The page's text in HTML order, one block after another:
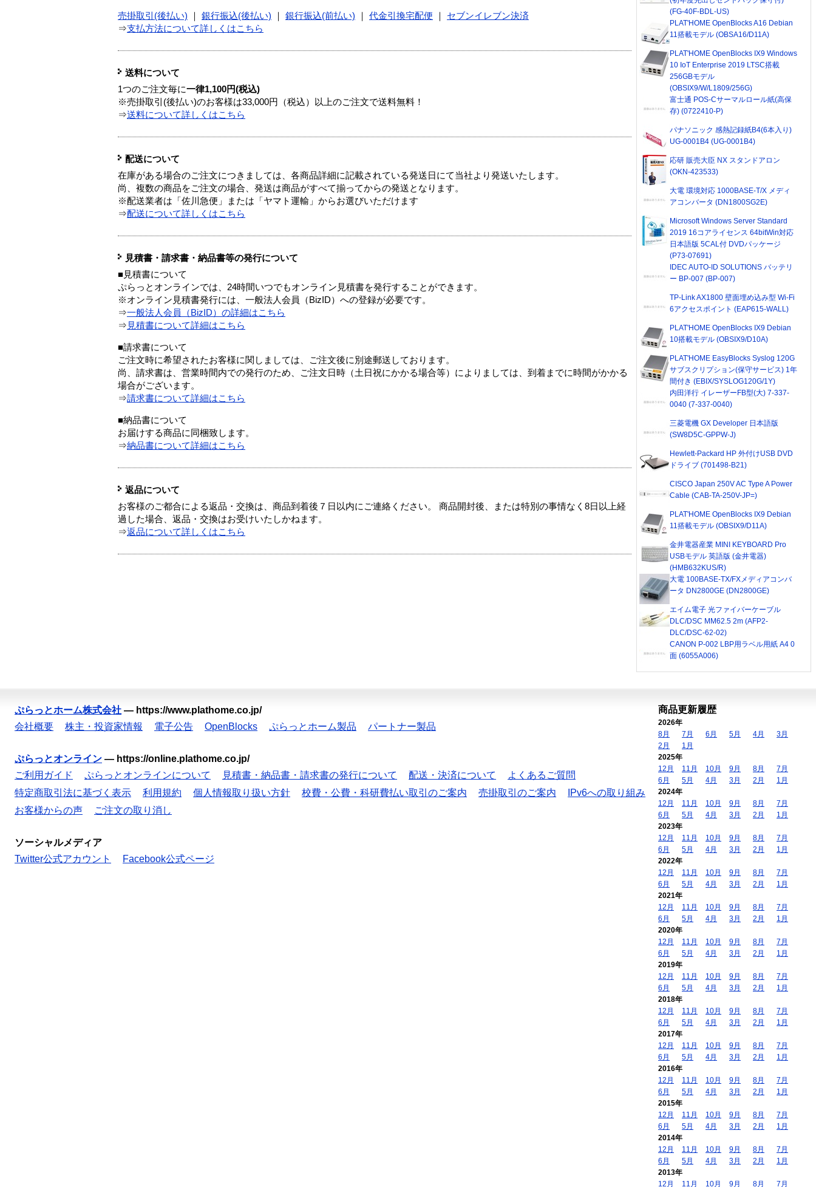
売掛取引(後払い) 銀行振込(後払い) 銀行振込(前払い) 代金引換宅配便
セブンイレブン決済
⇒支払方法について詳しくはこちら
送料について
1つのご注文毎に一律1,100円(税込)
※売掛取引(後払い)のお客様は33,000円（税込）以上のご注文で送料無料！
⇒送料について詳しくはこちら
配送について
在庫がある場合のご注文につきましては、各商品詳細に記載されている発送日にて当社より発送いたします。
尚、複数の商品をご注文の場合、発送は商品がすべて揃ってからの発送となります。
※配送業者は「佐川急便」または「ヤマト運輸」からお選びいただけます
⇒配送について詳しくはこちら
見積書・請求書・納品書等の発行について
■見積書について
ぷらっとオンラインでは、24時間いつでもオンライン見積書を発行することができます。
※オンライン見積書発行には、一般法人会員（BizID）への登録が必要です。
⇒一般法人会員（BizID）の詳細はこちら
⇒ 見積書について詳細はこちら
■請求書について
ご注文時に希望されたお客様に関しましては、ご注文後に別途郵送しております。
尚、請求書は、営業時間内での発行のため、ご注文日時（土日祝にかかる場合等）によりましては、到着までに時間がかかる
場合がございます。
⇒請求書について詳細はこちら
■納品書について
お届けする商品に同梱致します。
⇒納品書について詳細はこちら
返品について
お客様のご都合による返品・交換は、商品到着後７日以内にご連絡ください。 商品開封後、または特別の事情なく8日以上経
過した場合、返品・交換はお受けいたしかねます。
⇒返品について詳しくはこちら
(FG-40F-BDL-US)
PLAT'HOME OpenBlocks A16 Debian
11搭載モデル (OBSA16/D11A)
PLAT'HOME OpenBlocks IX9 Windows
10 IoT Enterprise 2019 LTSC搭載
256GBモデル
(OBSIX9/W/L1809/256G)
富士通 POS-Cサーマルロール紙(高保
存) (0722410-P)
パナソニック 感熱記録紙B4(6本入り)
UG-0001B4 (UG-0001B4)
応研 販売大臣 NX スタンドアロン
(OKN-423533)
大電 環境対応 1000BASE-T/X メディ
アコンバータ (DN1800SG2E)
Microsoft Windows Server Standard
2019 16コアライセンス 64bitWin対応
日本語版 5CAL付 DVDパッケージ
(P73-07691)
IDEC AUTO-ID SOLUTIONS バッテリ
ー BP-007 (BP-007)
TP-Link AX1800 壁面埋め込み型 Wi-Fi
6アクセスポイント (EAP615-WALL)
PLAT'HOME OpenBlocks IX9 Debian
10搭載モデル (OBSIX9/D10A)
PLAT'HOME EasyBlocks Syslog 120G
サブスクリプション(保守サービス) 1年
間付き (EBIX/SYSLOG120G/1Y)
内田洋行 イレーザーFB型(大) 7-337-
0040 (7-337-0040)
三菱電機 GX Developer 日本語版
(SW8D5C-GPPW-J)
Hewlett-Packard HP 外付けUSB DVD
ドライブ (701498-B21)
CISCO Japan 250V AC Type A Power
Cable (CAB-TA-250V-JP=)
PLAT'HOME OpenBlocks IX9 Debian
11搭載モデル (OBSIX9/D11A)
金井電器産業 MINI KEYBOARD Pro
USBモデル 英語版 (金井電器)
(HMB632KUS/R)
大電 100BASE-TX/FXメディアコンバ
ータ DN2800GE (DN2800GE)
エイム電子 光ファイバーケーブル
DLC/DSC MM62.5 2m (AFP2-
DLC/DSC-62-02)
CANON P-002 LBP用ラベル用紙 A4 0
面 (6055A006)
ぷらっとホーム株式会社 — https://www.plathome.co.jp/
会社概要
株主・投資家情報 電子公告 OpenBlocks ぷらっとホーム製品 パートナー製品
ぷらっとオンライン — https://online.plathome.co.jp/
ご利用ガイド
ぷらっとオンラインについて 見積書・納品書・請求書の発行について 配送・決済について
よくあるご質問
特定商取引法に基づく表示
利用規約 個人情報取り扱い方針 校費・公費・科研費払い取引のご案内 売掛取引のご案内
IPv6への取り組み
お客様からの声
ご注文の取り消し
ソーシャルメディア
Twitter公式アカウント
Facebook公式ページ
商品更新履歴
2026年
8月
7月 6月 5月 4月
3月
2月
1月
2025年
12月
11月 10月 9月 8月
7月
6月
5月 4月 3月 2月
1月
2024年
12月
11月 10月 9月 8月
7月
6月
5月 4月 3月 2月
1月
2023年
12月
11月 10月 9月 8月
7月
6月
5月 4月 3月 2月
1月
2022年
12月
11月 10月 9月 8月
7月
6月
5月 4月 3月 2月
1月
2021年
12月
11月 10月 9月 8月
7月
6月
5月 4月 3月 2月
1月
2020年
12月
11月 10月 9月 8月
7月
6月
5月 4月 3月 2月
1月
2019年
12月
11月 10月 9月 8月
7月
6月
5月 4月 3月 2月
1月
2018年
12月
11月 10月 9月 8月
7月
6月
5月 4月 3月 2月
1月
2017年
12月
11月 10月 9月 8月
7月
6月
5月 4月 3月 2月
1月
2016年
12月
11月 10月 9月 8月
7月
6月
5月 4月 3月 2月
1月
2015年
12月
11月 10月 9月 8月
7月
6月
5月 4月 3月 2月
1月
2014年
12月
11月 10月 9月 8月
7月
6月
5月 4月 3月 2月
1月
2013年
12月
11月 10月 9月 8月 7月